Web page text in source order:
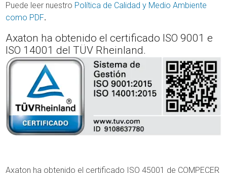
Puede leer nuestro Política de Calidad y Medio Ambiente
como PDF.
Axaton ha obtenido el certificado ISO 9001 e
ISO 14001 del TÜV Rheinland.
Axaton ha obtenido el certificado ISO 45001 de COMPECER